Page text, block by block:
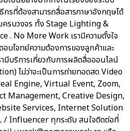
รที่ต้องสามารถสื่อสารภาษาอังกฤษได้
รบวงจร ทั้ง Stage Lighting &
. No More Work เรามีความตั้งใจ
บโจทย์ความต้องการของลูกค้าและ
บริการเกี่ยวกับการผลิตสื่อออนไลน์
ไม่ว่าจะเป็นการถ่ายทอดสด Video
Engine, Virtual Event, Zoom,
Management, Creative Design,
Services, Internet Solution
/ Influencer ทุกระดับ สนใจติดต่อที่